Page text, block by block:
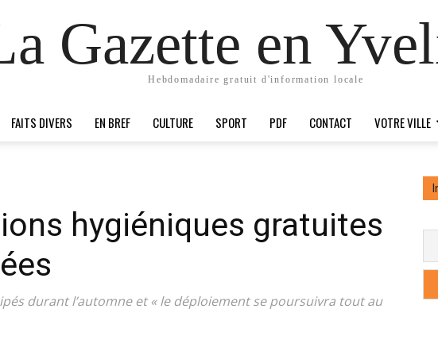
Gazette en
Hebdomadaire gratuit d'information locale
FAITS DIVERS EN BREF CULTURE SPORT PDF CONTACT VOTRE VILLE
hygiéniques gratuites
durant l’automne et « le déploiement se poursuivra tout au